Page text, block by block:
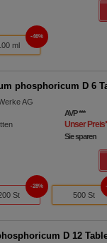
ml
46%
phosphoricum D 6
AG
AVP***
Unser Preis
Sie sparen
St
28%
500 St
D 12